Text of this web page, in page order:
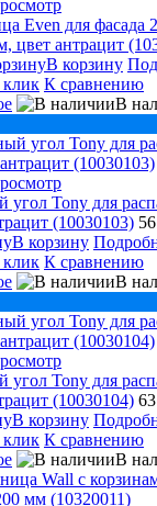
Even для фасада
цвет антрацит
В корзину
К сравнению
В
Tony для
(10030103)
В корзину
К сравнению
В
Tony для
(10030104)
В корзину
К сравнению
В